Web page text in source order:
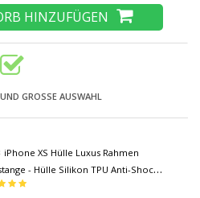
HINZUFÜGEN
GROSSE AUSWAHL
iPhone XS Hülle Luxus Rahmen
- Hülle Silikon TPU Anti-Shock